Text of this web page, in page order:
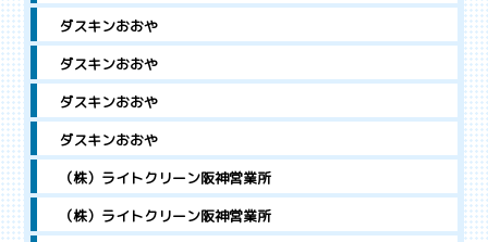
ダスキンおおや
ダスキンおおや
ダスキンおおや
ダスキンおおや
（株）ライトクリーン阪神営業所
（株）ライトクリーン阪神営業所